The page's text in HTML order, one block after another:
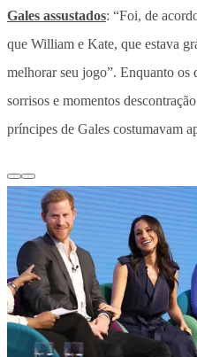
Gales assustados: “Foi, de
que William e Kate, que estava
melhorar seu jogo”. Enquanto os
sorrisos e momentos
príncipes de Gales costumavam